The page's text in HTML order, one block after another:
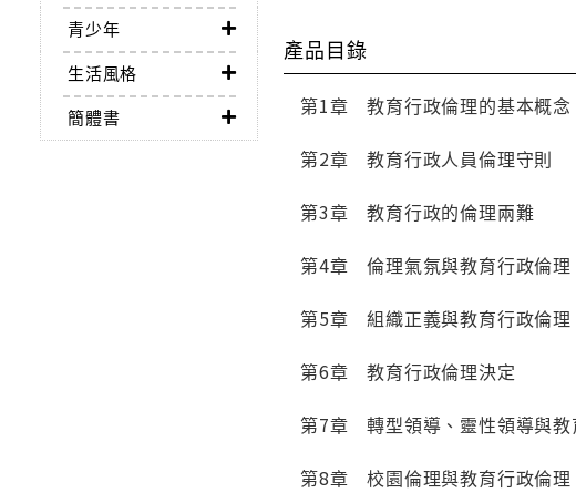
青少年
生活風格
簡體書
產品目錄
第1章 教育行政倫理的基本概念
第2章 教育行政人員倫理守則
第3章 教育行政的倫理兩難
第4章 倫理氣氛與教育行政倫理
第5章 組織正義與教育行政倫理
第6章 教育行政倫理決定
第7章 轉型領導、靈性領導與
第8章 校園倫理與教育行政倫理